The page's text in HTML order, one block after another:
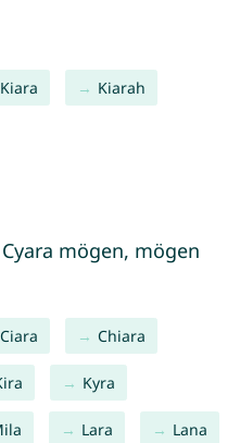
Kiara Kiarah
mögen, mögen
Ciara Chiara
Kyra
Lara Lana